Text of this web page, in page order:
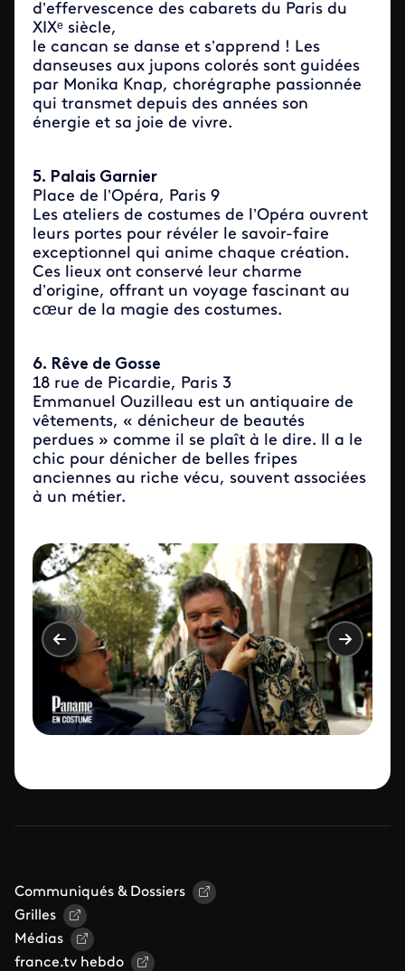
d’effervescence des cabarets du Paris du
XIXᵉ siècle,
le cancan se danse et s’apprend ! Les
danseuses aux jupons colorés sont guidées
par Monika Knap, chorégraphe passionnée
qui transmet depuis des années son
énergie et sa joie de vivre.
5. Palais Garnier
Place de l’Opéra, Paris 9
Les ateliers de costumes de l’Opéra ouvrent
leurs portes pour révéler le savoir-faire
exceptionnel qui anime chaque création.
Ces lieux ont conservé leur charme
d’origine, offrant un voyage fascinant au
cœur de la magie des costumes.
6. Rêve de Gosse
18 rue de Picardie, Paris 3
Emmanuel Ouzilleau est un antiquaire de
vêtements, « dénicheur de beautés
perdues » comme il se plaît à le dire. Il a le
chic pour dénicher de belles fripes
anciennes au riche vécu, souvent associées
à un métier.
Communiqués & Dossiers
Grilles
Médias
france.tv hebdo